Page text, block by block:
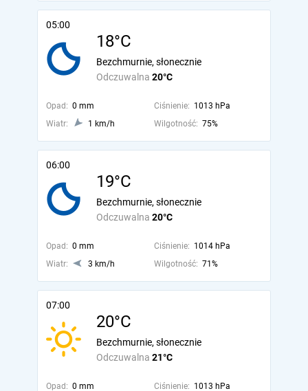
05:00
18°C
Odczuwalna 20°C
Bezchmurnie, słonecznie
Opad: 0 mm Ciśnienie: 1013 hPa
Wiatr:
1 km/h Wilgotność: 75%
06:00
19°C
Odczuwalna 20°C
Bezchmurnie, słonecznie
Opad: 0 mm Ciśnienie: 1014 hPa
Wiatr:
3 km/h Wilgotność: 71%
07:00
20°C
Odczuwalna 21°C
Bezchmurnie, słonecznie
Opad: 0 mm Ciśnienie: 1013 hPa